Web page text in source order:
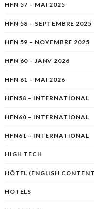
HFN 57 – MAI 2025
HFN 58 – SEPTEMBRE 2025
HFN 59 – NOVEMBRE 2025
HFN 60 – JANV 2026
HFN 61 – MAI 2026
HFN58 – INTERNATIONAL
HFN60 – INTERNATIONAL
HFN61 – INTERNATIONAL
HIGH TECH
HÔTEL (ENGLISH
HOTELS